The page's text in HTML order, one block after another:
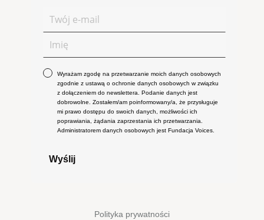
Wyrażam zgodę na przetwarzanie moich danych osobowych
zgodnie z ustawą o ochronie danych osobowych w związku
z dołączeniem do newslettera. Podanie danych jest
dobrowolne. Zostałem/am poinformowany/a, że przysługuje
mi prawo dostępu do swoich danych, możliwości ich
poprawiania, żądania zaprzestania ich przetwarzania.
Administratorem danych osobowych jest Fundacja Voices.
Wyślij
Polityka prywatności